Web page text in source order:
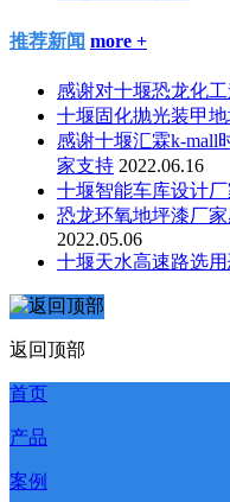
推荐新闻 more +
感谢对十堰恐龙化
十堰固化抛光装甲
感谢十堰汇霖k-mall
家支持 2022.06.16
十堰智能车库设计
恐龙环氧地坪漆厂
2022.05.06
十堰天水高速路选
返回顶部
首页
产品
案例